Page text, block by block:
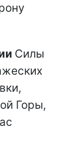
Силы
Горы,